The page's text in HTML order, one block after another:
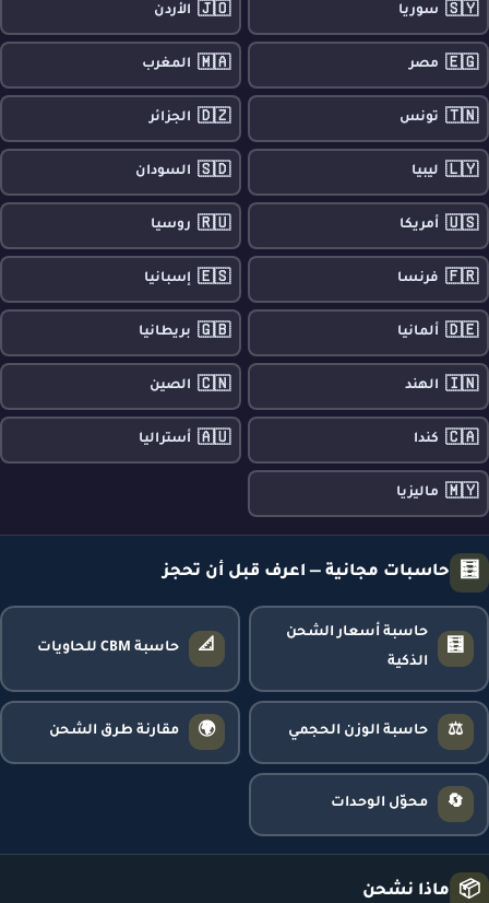
🇸🇾 سوريا 🇯🇴 الأردن
🇪🇬 مصر 🇲🇦 المغرب
🇹🇳 تونس 🇩🇿 الجزائر
🇱🇾 ليبيا 🇸🇩 السودان
🇺🇸 أمريكا 🇷🇺 روسيا
🇫🇷 فرنسا 🇪🇸 إسبانيا
🇩🇪 ألمانيا 🇬🇧 بريطانيا
🇮🇳 الهند 🇨🇳 الصين
🇨🇦 كندا 🇦🇺 أستراليا
🇲🇾 ماليزيا
🧮 حاسبات مجانية — اعرف قبل أن تحجز
🧮
حاسبة أسعار الشحن
الذكية
📐 حاسبة CBM للحاويات
⚖️ حاسبة الوزن الحجمي 🌍 مقارنة طرق الشحن
🔄 محوّل الوحدات
📦 ماذا نشحن